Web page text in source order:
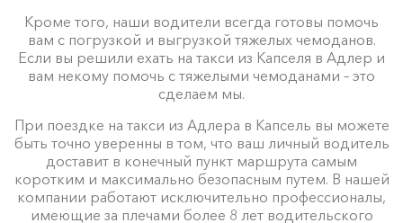
Кроме того, наши водители всегда готовы помочь
вам с погрузкой и выгрузкой тяжелых чемоданов.
Если вы решили ехать на такси из Капселя в Адлер и
вам некому помочь с тяжелыми чемоданами – это
сделаем мы.
При поездке на такси из Адлера в Капсель вы можете
быть точно уверенны в том, что ваш личный водитель
доставит в конечный пункт маршрута самым
коротким и максимально безопасным путем. В нашей
компании работают исключительно профессионалы,
имеющие за плечами более 8 лет водительского